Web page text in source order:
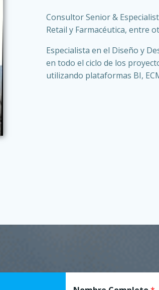
Consultor Senior &
Retail y Farmacéutica, entre
Especialista en el Diseño y
en todo el ciclo de los
utilizando plataformas BI,